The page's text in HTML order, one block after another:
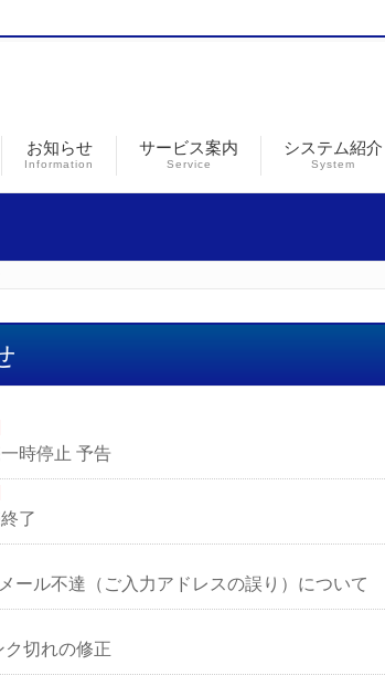
お知らせ
Information
サービス案内
Service
システム紹介
System
時停止 予告
了
ール不達（ご入力アドレスの誤り）について
切れの修正